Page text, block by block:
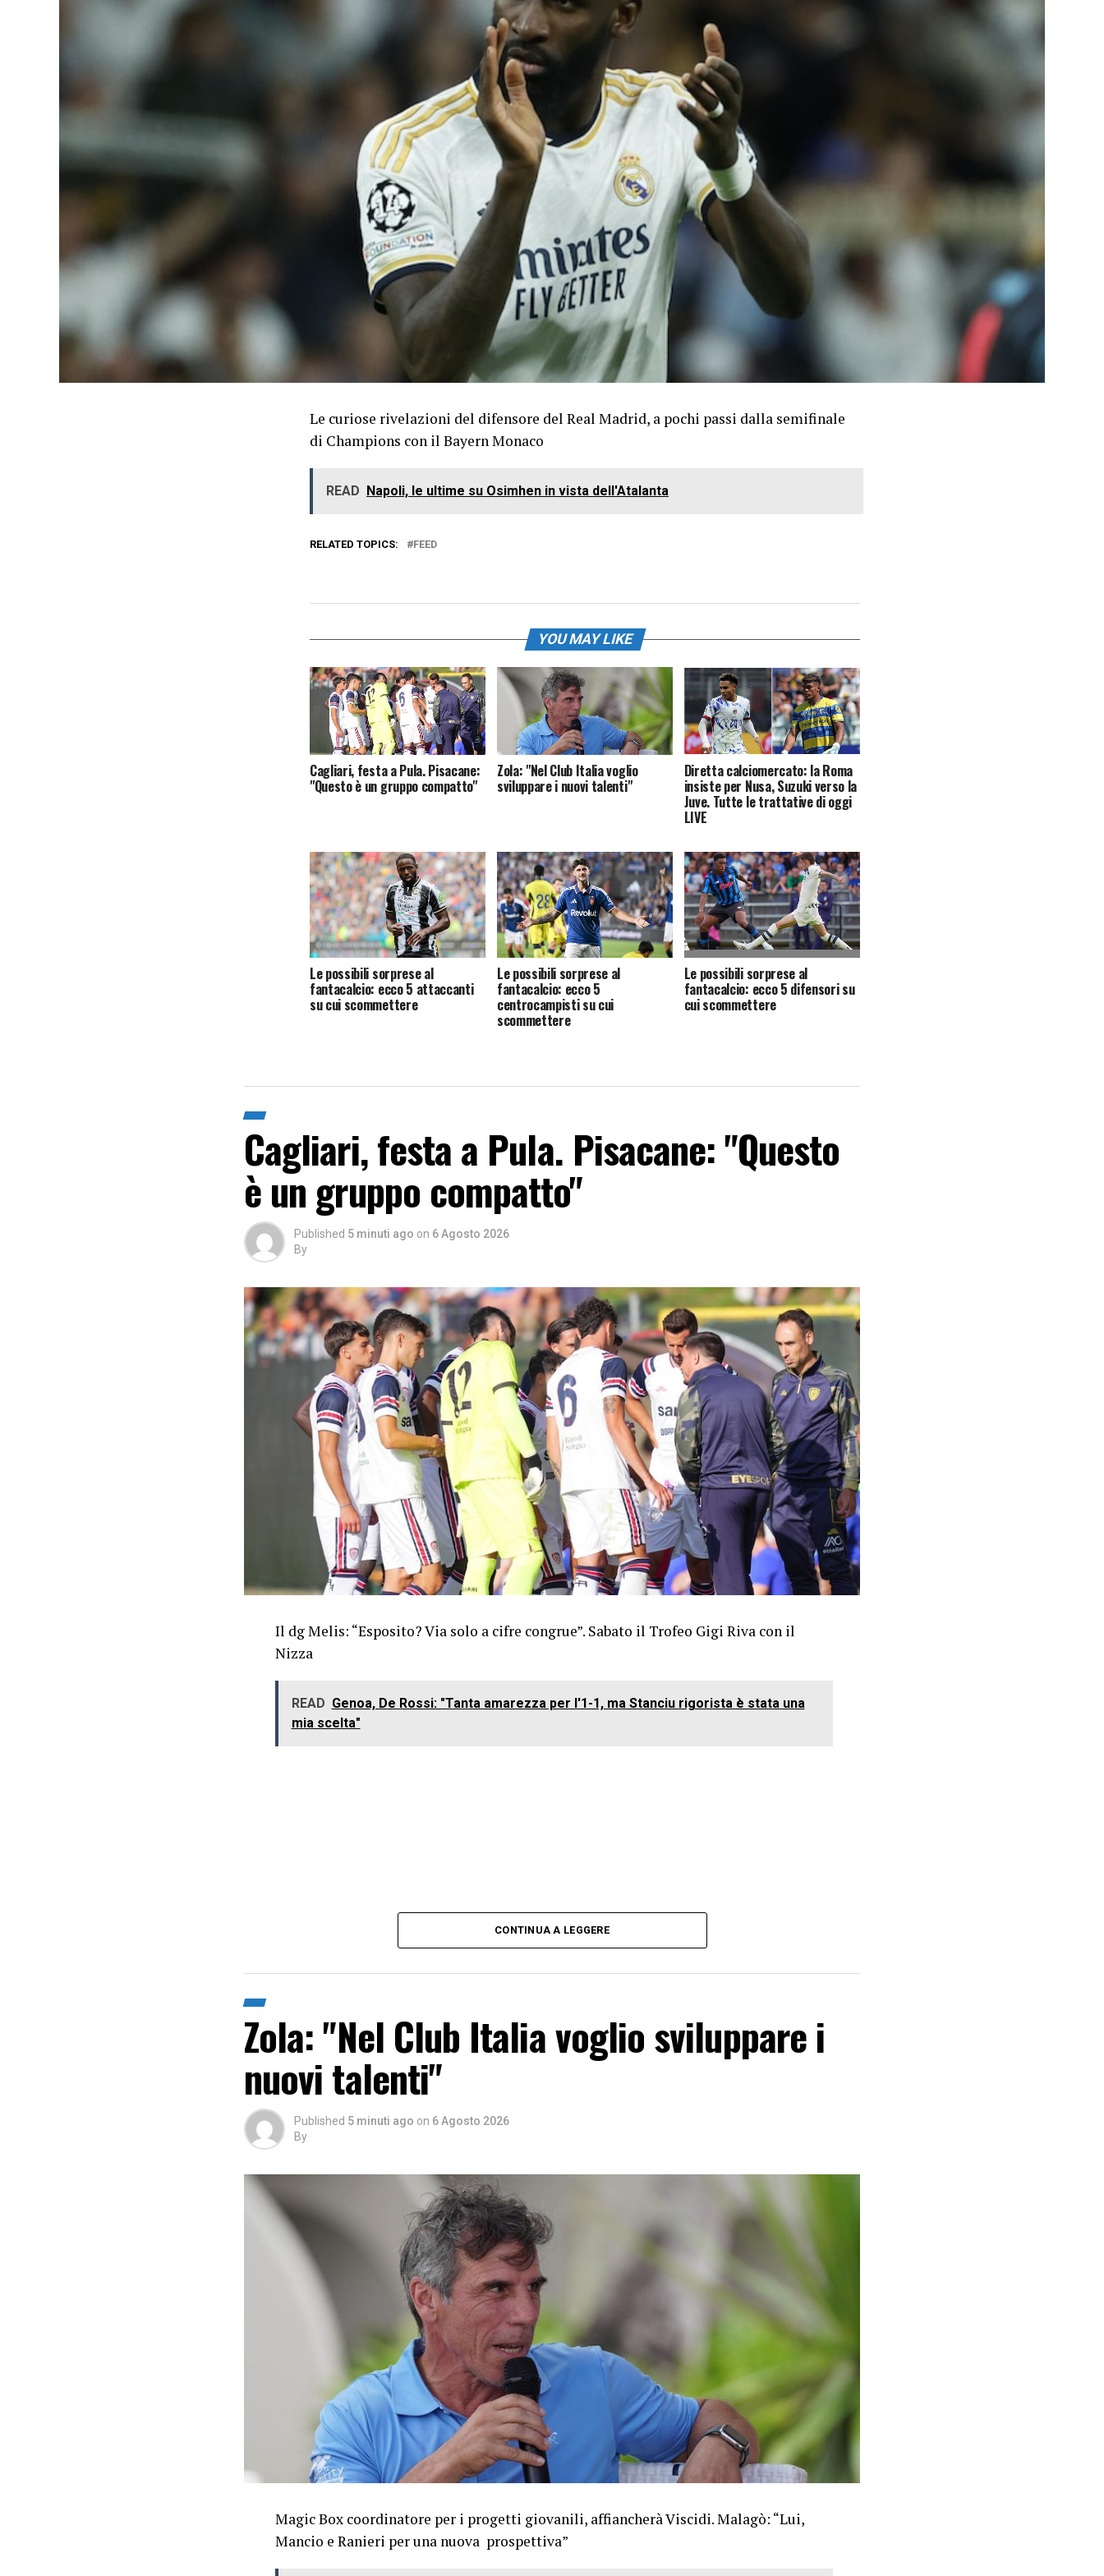
Le curiose rivelazioni del difensore del Real Madrid, a pochi passi dalla semifinale
di Champions con il Bayern Monaco
READ Napoli, le ultime su Osimhen in vista dell'Atalanta
RELATED TOPICS: FEED
YOU MAY LIKE
Cagliari, festa a Pula. Pisacane:
"Questo è un gruppo compatto"
Zola: "Nel Club Italia voglio
sviluppare i nuovi talenti"
Diretta calciomercato: la Roma
insiste per Nusa, Suzuki verso la
Juve. Tutte le trattative di oggi
LIVE
Le possibili sorprese al
fantacalcio: ecco 5 attaccanti
su cui scommettere
Le possibili sorprese al
fantacalcio: ecco 5
centrocampisti su cui
scommettere
Le possibili sorprese al
fantacalcio: ecco 5 difensori su
cui scommettere
Cagliari, festa a Pula. Pisacane: "Questo
è un gruppo compatto"
Published 5 minuti ago on 6 Agosto 2026
By
Il dg Melis: “Esposito? Via solo a cifre congrue”. Sabato il Trofeo Gigi Riva con il
Nizza
READ Genoa, De Rossi: "Tanta amarezza per l'1-1, ma Stanciu rigorista è stata una
mia scelta"
CONTINUA A LEGGERE
Zola: "Nel Club Italia voglio sviluppare i
nuovi talenti"
Published 5 minuti ago on 6 Agosto 2026
By
Magic Box coordinatore per i progetti giovanili, affiancherà Viscidi. Malagò: “Lui,
Mancio e Ranieri per una nuova prospettiva”